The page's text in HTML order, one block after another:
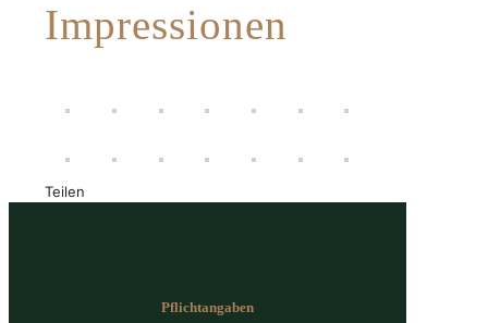
Impressionen
Teilen
Pflichtangaben